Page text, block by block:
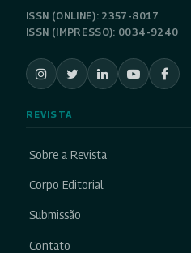
ISSN (ONLINE): 2357-8017
ISSN (IMPRESSO): 0034-9240
REVISTA
Sobre a Revista
Corpo Editorial
Submissão
Contato